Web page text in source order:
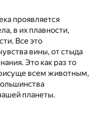
проявляется
в их плавности,
Все это
вины, от стыда
Это как раз то
всем животным,
планеты.